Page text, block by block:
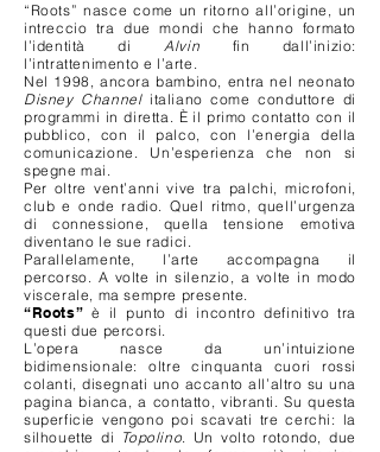
“Roots” nasce come un ritorno all’origine, un
intreccio tra due mondi che hanno formato
l’identità diAlvin fin dall’inizio:
l’intrattenimento e l’arte.
Nel 1998, ancora bambino, entra nel neonato
Disney Channelitaliano come conduttore di
programmi in diretta. È il primo contatto con il
pubblico, con il palco, con l’energia della
comunicazione. Un’esperienza che non si
spegne mai.
Per oltre vent’anni vive tra palchi, microfoni,
club e onde radio. Quel ritmo, quell’urgenza
di connessione, quella tensione emotiva
diventano le sue radici.
Parallelamente, l’arte accompagna il
percorso. A volte in silenzio, a volte in modo
viscerale, ma sempre presente.
“Roots” è il punto di incontro definitivo tra
questi due percorsi.
L’opera nasce da un’intuizione
bidimensionale: oltre cinquanta cuori rossi
colanti, disegnati uno accanto all’altro su una
pagina bianca, a contatto, vibranti. Su questa
superficie vengono poi scavati tre cerchi: la
silhouette di Topolino. Un volto rotondo, due